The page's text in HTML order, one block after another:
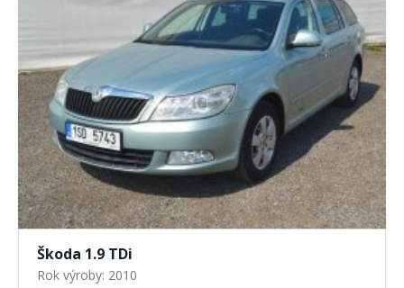
Škoda 1.9 TDi
Rok výroby: 2010